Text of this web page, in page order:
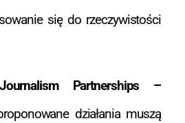
się do rzeczywistości
Partnerships –
działania muszą